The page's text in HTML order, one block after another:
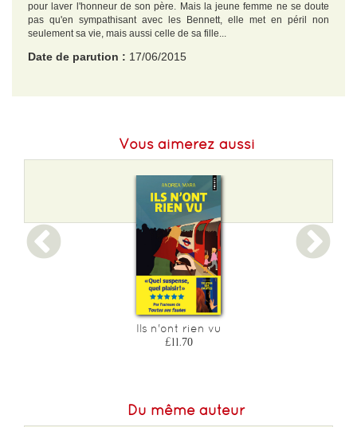
pour laver l'honneur de son père. Mais la jeune femme ne se doute
pas qu'en sympathisant avec les Bennett, elle met en péril non
seulement sa vie, mais aussi celle de sa fille...
Date de parution : 17/06/2015
Vous aimerez aussi
Ils n'ont rien vu
£11.70
Du même auteur